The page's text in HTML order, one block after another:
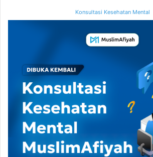
Konsultasi Kesehatan Mental